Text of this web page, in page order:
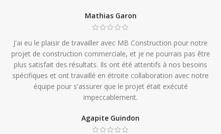
Mathias Garon
J'ai eu le plaisir de travailler avec MB Construction pour notre
projet de construction commerciale, et je ne pourrais pas être
plus satisfait des résultats. Ils ont été attentifs à nos besoins
spécifiques et ont travaillé en étroite collaboration avec notre
équipe pour s'assurer que le projet était exécuté
impeccablement.
Agapite Guindon